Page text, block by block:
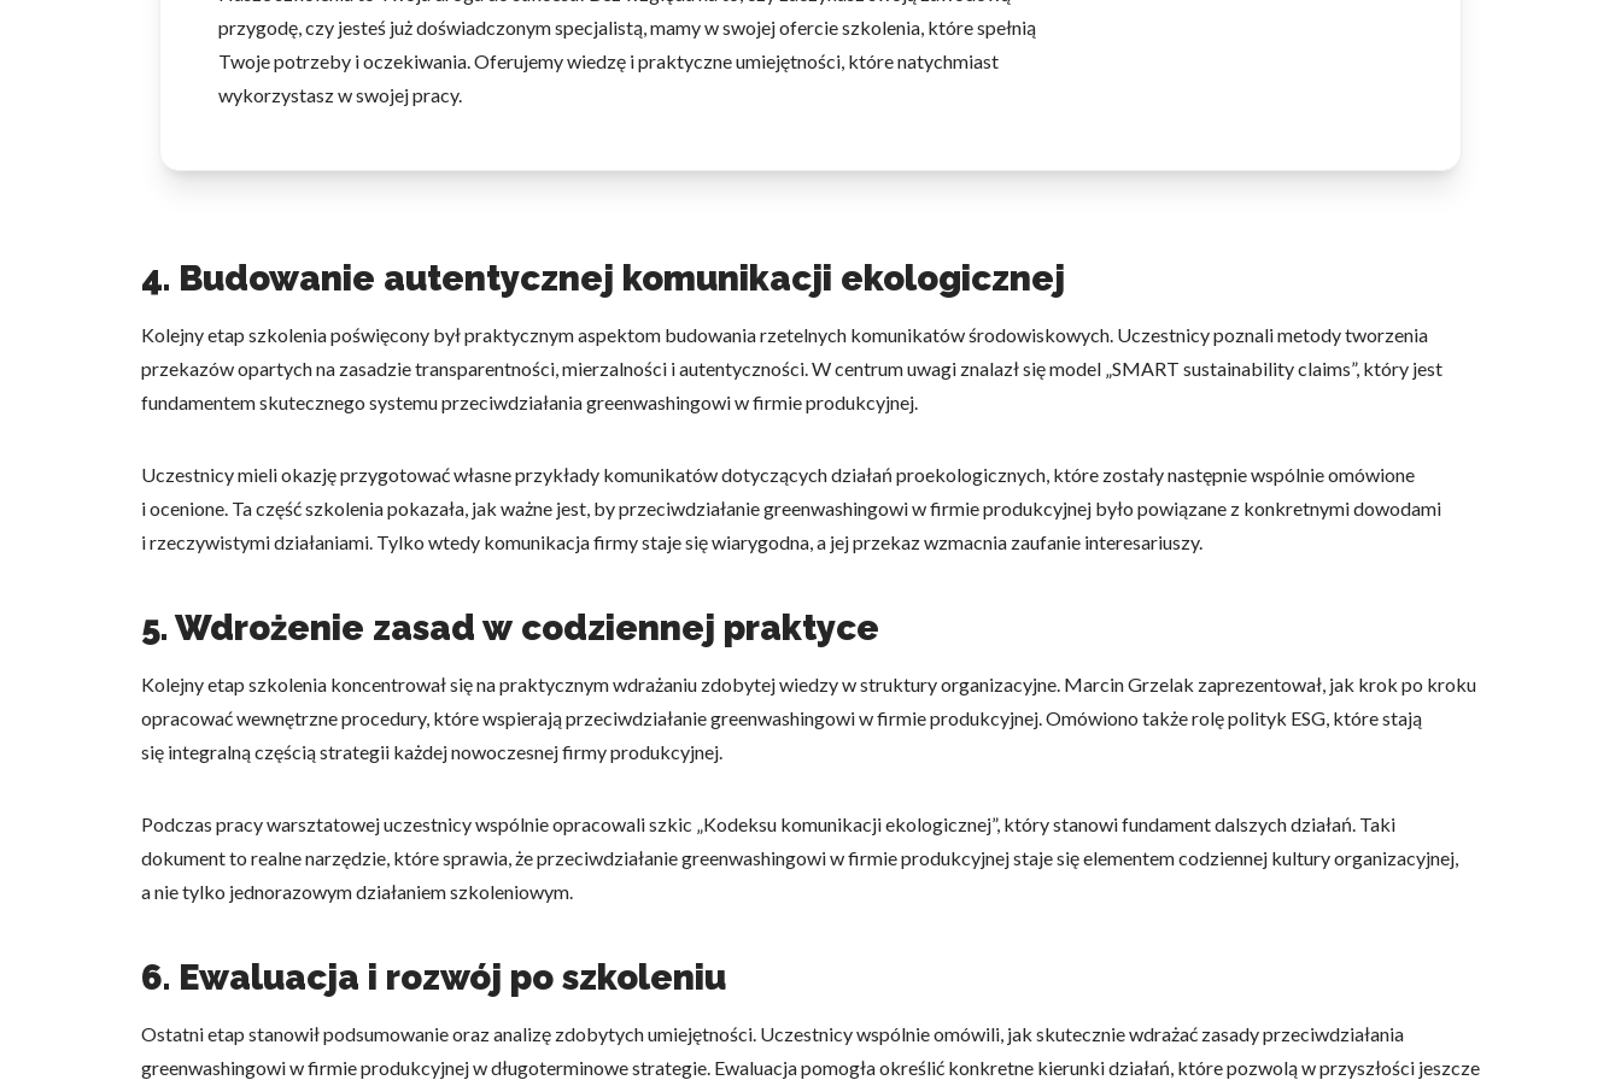
przygodę, czy jesteś już doświadczonym specjalistą, mamy w swojej ofercie szkolenia, które spełnią
Twoje potrzeby i oczekiwania. Oferujemy wiedzę i praktyczne umiejętności, które natychmiast
wykorzystasz w swojej pracy.
4. Budowanie autentycznej komunikacji ekologicznej
Kolejny etap szkolenia poświęcony był praktycznym aspektom budowania rzetelnych komunikatów środowiskowych. Uczestnicy poznali metody tworzenia
przekazów opartych na zasadzie transparentności, mierzalności i autentyczności. W centrum uwagi znalazł się model „SMART sustainability claims”, który jest
fundamentem skutecznego systemu przeciwdziałania greenwashingowi w firmie produkcyjnej.
Uczestnicy mieli okazję przygotować własne przykłady komunikatów dotyczących działań proekologicznych, które zostały następnie wspólnie omówione
i ocenione. Ta część szkolenia pokazała, jak ważne jest, by przeciwdziałanie greenwashingowi w firmie produkcyjnej było powiązane z konkretnymi dowodami
i rzeczywistymi działaniami. Tylko wtedy komunikacja firmy staje się wiarygodna, a jej przekaz wzmacnia zaufanie interesariuszy.
5. Wdrożenie zasad w codziennej praktyce
Kolejny etap szkolenia koncentrował się na praktycznym wdrażaniu zdobytej wiedzy w struktury organizacyjne. Marcin Grzelak zaprezentował, jak krok po kroku
opracować wewnętrzne procedury, które wspierają przeciwdziałanie greenwashingowi w firmie produkcyjnej. Omówiono także rolę polityk ESG, które stają
się integralną częścią strategii każdej nowoczesnej firmy produkcyjnej.
Podczas pracy warsztatowej uczestnicy wspólnie opracowali szkic „Kodeksu komunikacji ekologicznej”, który stanowi fundament dalszych działań. Taki
dokument to realne narzędzie, które sprawia, że przeciwdziałanie greenwashingowi w firmie produkcyjnej staje się elementem codziennej kultury organizacyjnej,
a nie tylko jednorazowym działaniem szkoleniowym.
6. Ewaluacja i rozwój po szkoleniu
Ostatni etap stanowił podsumowanie oraz analizę zdobytych umiejętności. Uczestnicy wspólnie omówili, jak skutecznie wdrażać zasady przeciwdziałania
greenwashingowi w firmie produkcyjnej w długoterminowe strategie. Ewaluacja pomogła określić konkretne kierunki działań, które pozwolą w przyszłości jeszcze